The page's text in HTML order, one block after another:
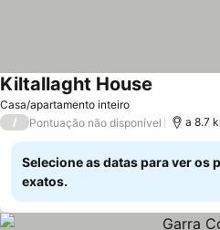
Casa/apartamento inteiro
Kiltallaght House
/ Pontuação não disponível a 8.7
Selecione as datas para ver os
exatos.